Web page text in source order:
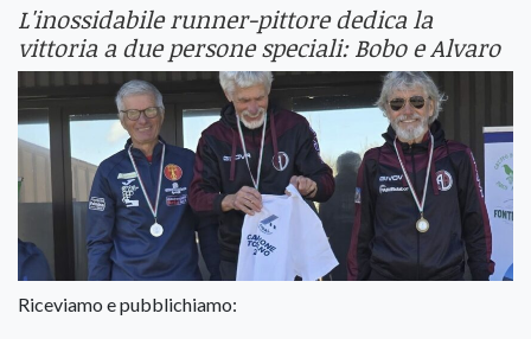
L'inossidabile runner-pittore dedica la
vittoria a due persone speciali: Bobo e Alvaro
Riceviamo e pubblichiamo: